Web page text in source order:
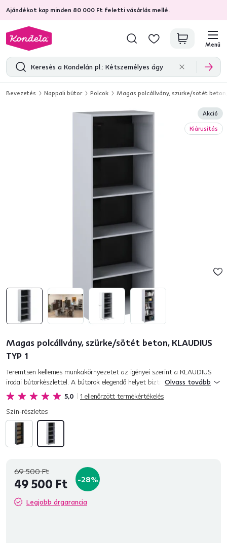
Ajándékot kap minden 80 000 Ft feletti vásárlás mellé.
4,7 31 375 ellenőrzött termékértékelések
Menü
Bevezetés Nappali bútor Polcok Magas polcállvány, szürke/sötét beton,
Akció
Kiárusítás
Magas polcállvány, szürke/sötét beton, KLAUDIUS
TYP 1
5,0 1 ellenőrzött termékértékelés
Teremtsen kellemes munkakörnyezetet az igényei szerint a KLAUDIUS
irodai bútorkészlettel. A bútorok elegendő helyet biztosítanak az iratok
és irodaszerek tárolására. Alkalmas kisebb, de nagyobb i...
Olvass tovább
Szín-részletes
69 500 Ft
49 500 Ft -28%
Legjobb árgarancia